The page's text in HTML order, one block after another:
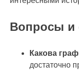
Вопросы и
Какова
достаточно